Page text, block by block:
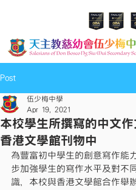
Post
本校學生所撰寫的中文
香港文學館刊物中
伍少梅中學
Apr 19, 2021
為豐富初中學生的創意寫作能
步加強學生的寫作水平及對不
識，本校與香港文學館合作舉